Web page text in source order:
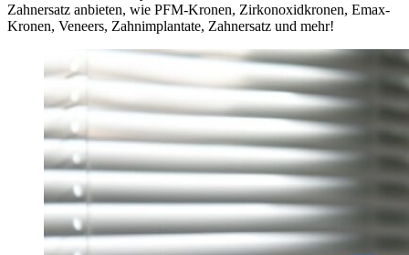
Zahnersatz anbieten, wie PFM-Kronen, Zirkonoxidkronen, Emax-
Kronen, Veneers, Zahnimplantate, Zahnersatz und mehr!